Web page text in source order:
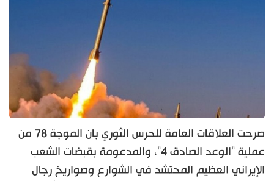
صرحت العلاقات العامة للحرس الثوري بان الموجة 78 من
عملية "الوعد الصادق 4"، والمدعومة بقبضات الشعب
الإيراني العظيم المحتشد في الشوارع وصواريخ رجال